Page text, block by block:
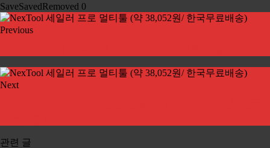
SaveSavedRemoved 0
Previous
Next
관련 글